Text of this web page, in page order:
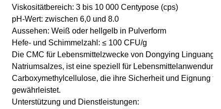
Viskositätbereich: 3 bis 10 000 Centypose (cps)
pH-Wert: zwischen 6,0 und 8.0
Aussehen: Weiß oder hellgelb in Pulverform
Hefe- und Schimmelzahl: ≤ 100 CFU/g
Die CMC für Lebensmittelzwecke von Dongying Linguang,
Natriumsalzes, ist eine speziell für
Carboxymethylcellulose, die ihre Sicherheit und Eignung
gewährleistet.
Unterstützung und Dienstleistungen: